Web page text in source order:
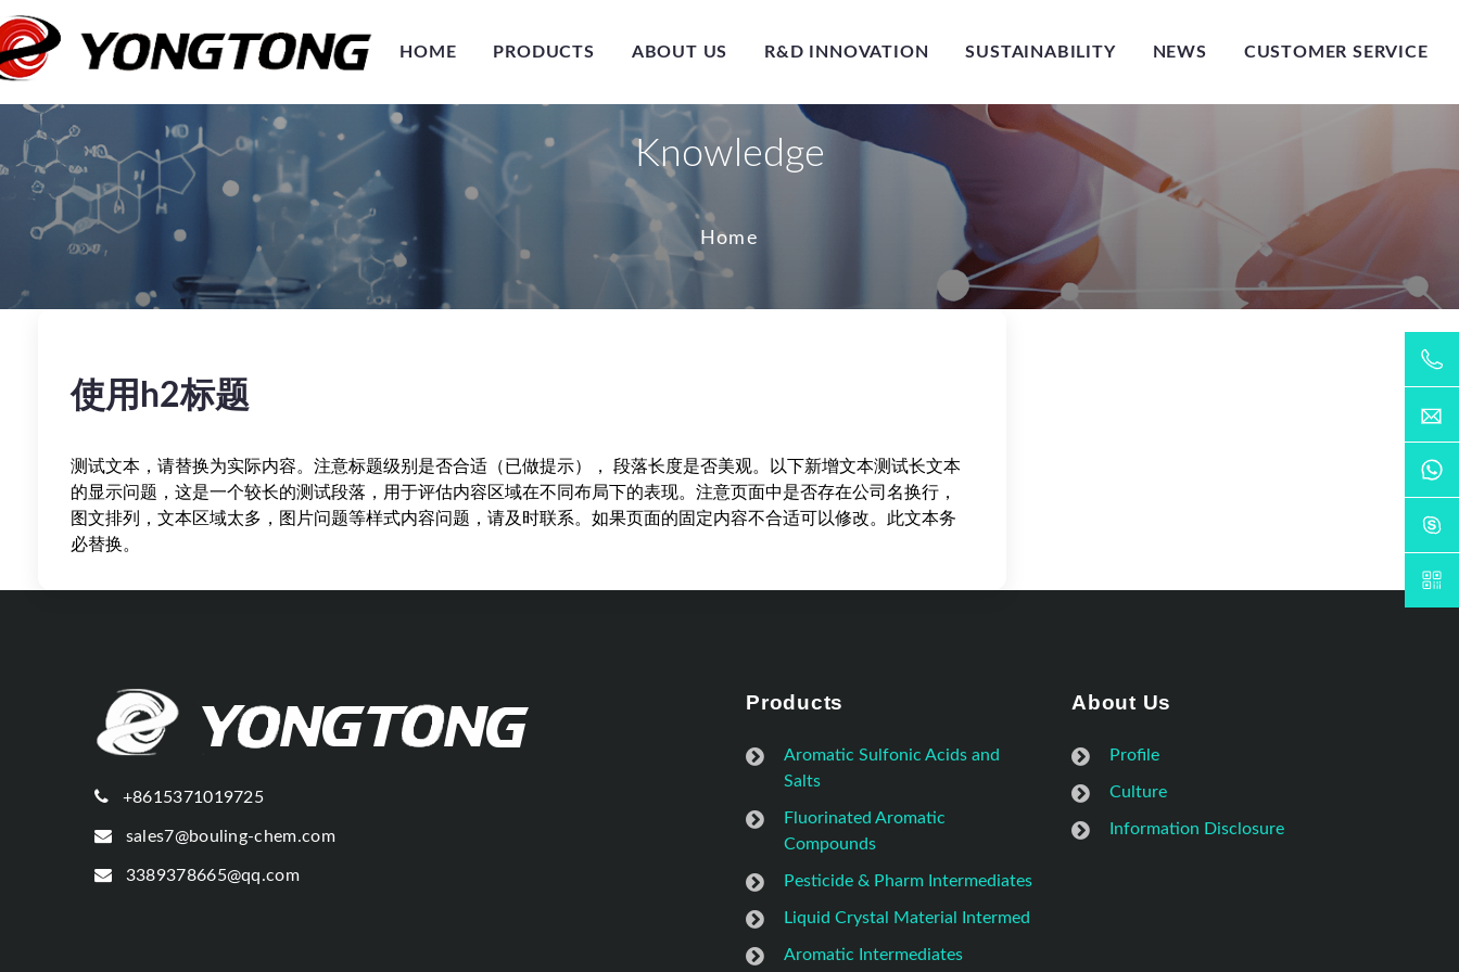
HOME PRODUCTS ABOUT US R&D INNOVATION SUSTAINABILITY NEWS CUSTOMER SERVICE
Knowledge
Home
使用h2标题
测试文本，请替换为实际内容。注意标题级别是否合适（已做提示）， 段落长度是否美观。以下新增文本测试长文本
的显示问题，这是一个较长的测试段落，用于评估内容区域在不同布局下的表现。注意页面中是否存在公司名换行，
图文排列，文本区域太多，图片问题等样式内容问题，请及时联系。如果页面的固定内容不合适可以修改。此文本务
必替换。
+8615371019725
sales7@bouling-chem.com
3389378665@qq.com
Products
Aromatic Sulfonic Acids and
Salts
Fluorinated Aromatic
Compounds
Pesticide & Pharm Intermediates
Liquid Crystal Material Intermed
Aromatic Intermediates
About Us
Profile
Culture
Information Disclosure